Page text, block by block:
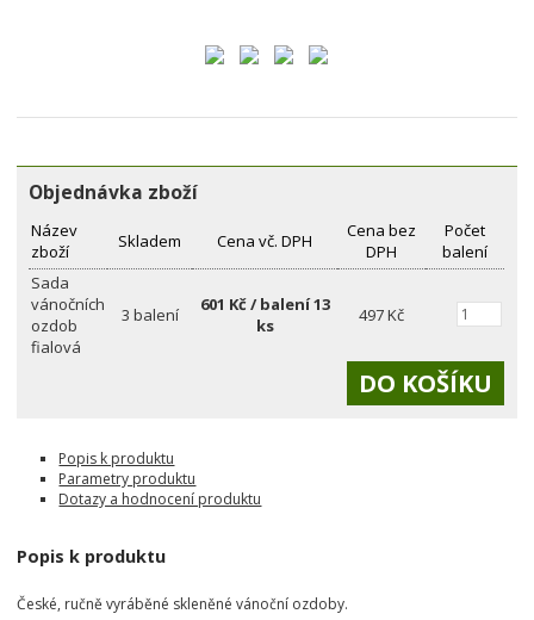
Objednávka zboží
Název
zboží
Skladem Cena vč. DPH
Cena bez
DPH
Počet
balení
Sada
vánočních
ozdob
fialová
3 balení
601 Kč / balení 13
ks
497 Kč
Popis k produktu
Parametry produktu
Dotazy a hodnocení produktu
Popis k produktu
České, ručně vyráběné skleněné vánoční ozdoby.